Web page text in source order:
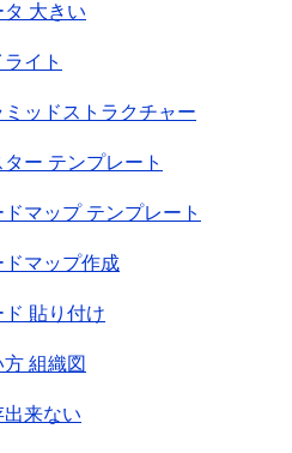
大きい
イト
ッドストラクチャー
ー テンプレート
マップ テンプレート
マップ作成
貼り付け
組織図
来ない